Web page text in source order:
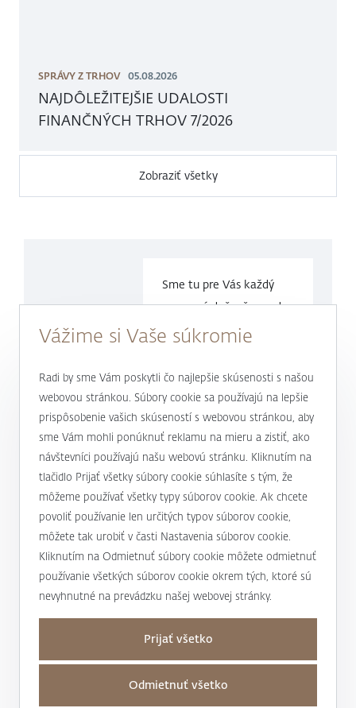
SPRÁVY Z TRHOV 05.08.2026
NAJDÔLEŽITEJŠIE UDALOSTI
FINANČNÝCH TRHOV 7/2026
Zobraziť všetky
Sme tu pre Vás každý
pracovný deň v časeod
9.00 do17.00 hod.
0800 900 500
alebo +421 232 607 187
J&T BANKA
Kto sme
Magazín Magnus
Podporujeme
Užitočné informácie
Úrokové sadzby a poplatky
Bankové produkty a služby
Transakčná daň
Kontakty
Vážime si Vaše súkromie
Radi by sme Vám poskytli čo najlepšie skúsenosti s našou
webovou stránkou. Súbory cookie sa používajú na lepšie
prispôsobenie vašich skúseností s webovou stránkou, aby
sme Vám mohli ponúknuť reklamu na mieru a zistiť, ako
návštevníci používajú našu webovú stránku. Kliknutím na
tlačidlo Prijať všetky súbory cookie súhlasíte s tým, že
môžeme používať všetky typy súborov cookie. Ak chcete
povoliť používanie len určitých typov súborov cookie,
môžete tak urobiť v časti Nastavenia súborov cookie.
Kliknutím na Odmietnuť súbory cookie môžete odmietnuť
používanie všetkých súborov cookie okrem tých, ktoré sú
nevyhnutné na prevádzku našej webovej stránky.
Prijať všetko
Odmietnuť všetko